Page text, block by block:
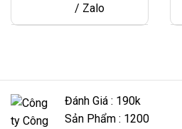
/ Zalo
Đánh Giá : 190k
Sản Phẩm : 1200